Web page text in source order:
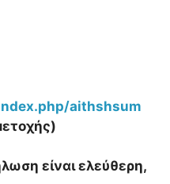
aithshsum
είναι ελεύθερη,